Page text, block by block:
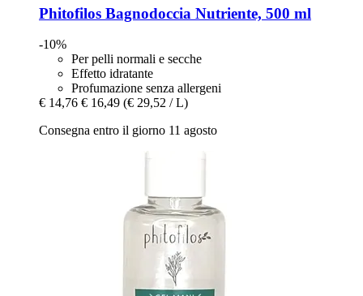
Phitofilos Bagnodoccia Nutriente, 500 ml
-10%
Per pelli normali e secche
Effetto idratante
Profumazione senza allergeni
€ 14,76 € 16,49 (€ 29,52 / L)
Consegna entro il giorno 11 agosto